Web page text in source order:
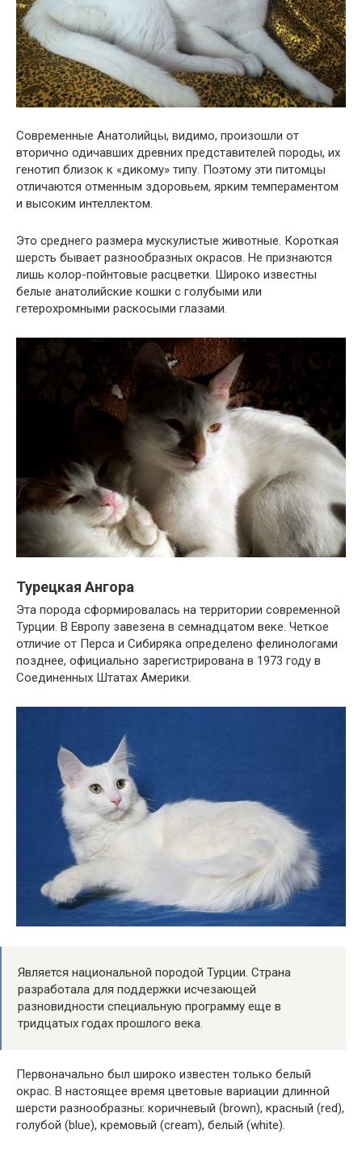
Современные Анатолийцы, видимо, произошли от
вторично одичавших древних представителей породы, их
генотип близок к «дикому» типу. Поэтому эти питомцы
отличаются отменным здоровьем, ярким темпераментом
и высоким интеллектом.
Это среднего размера мускулистые животные. Короткая
шерсть бывает разнообразных окрасов. Не признаются
лишь колор-пойнтовые расцветки. Широко известны
белые анатолийские кошки с голубыми или
гетерохромными раскосыми глазами.
Турецкая Ангора
Эта порода сформировалась на территории современной
Турции. В Европу завезена в семнадцатом веке. Четкое
отличие от Перса и Сибиряка определено фелинологами
позднее, официально зарегистрирована в 1973 году в
Соединенных Штатах Америки.
Является национальной породой Турции. Страна
разработала для поддержки исчезающей
разновидности специальную программу еще в
тридцатых годах прошлого века.
Первоначально был широко известен только белый
окрас. В настоящее время цветовые вариации длинной
шерсти разнообразны: коричневый (brown), красный (red),
голубой (blue), кремовый (cream), белый (white).